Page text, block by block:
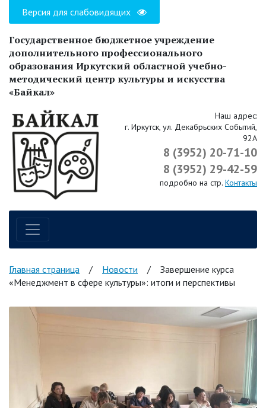
Версия для слабовидящих
Государственное бюджетное учреждение
дополнительного профессионального
образования Иркутский областной учебно-
методический центр культуры и искусства
«Байкал»
Наш адрес:
г. Иркутск, ул. Декабрьских Событий,
92А
8 (3952) 20-71-10
8 (3952) 29-42-59
подробно на стр. Контакты
Навигация по сайту
Главная страница / Новости /
Завершение курса
«Менеджмент в сфере культуры»: итоги и перспективы